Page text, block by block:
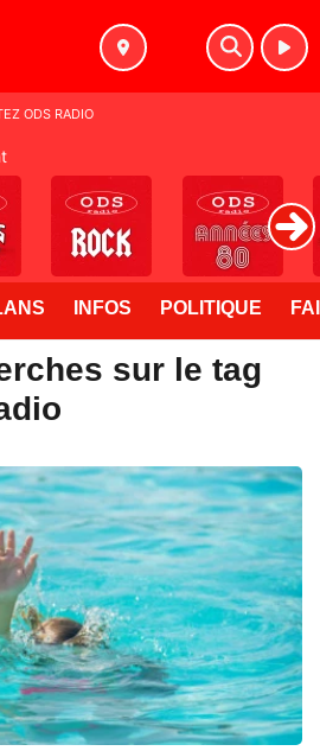
INFOS POLITIQUE
sur le tag
ODS RADIO